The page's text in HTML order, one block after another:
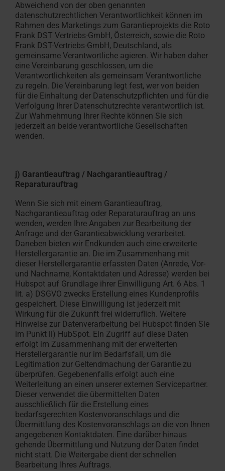
Abweichend von der oben genannten
datenschutzrechtlichen Verantwortlichkeit können im
Rahmen des Marketings zum Garantieprojekts die Roto
Frank DST Vertriebs-GmbH, Österreich, sowie die Roto
Frank DST-Vertriebs-GmbH, Deutschland, als
gemeinsame Verantwortliche agieren. Wir haben daher
eine Vereinbarung geschlossen, um die
Verantwortlichkeiten als gemeinsam Verantwortliche
zu regeln. Die Vereinbarung legt fest, wer von beiden
für die Einhaltung der Datenschutzpflichten und für die
Verfolgung Ihrer Datenschutzrechte verantwortlich ist.
Zur Wahrnehmung Ihrer Rechte können Sie sich
jederzeit an beide verantwortliche Gesellschaften
wenden.
j) Garantieauftrag / Nachgarantieauftrag /
Reparaturauftrag
Wenn Sie sich mit einem Garantieauftrag,
Nachgarantieauftrag oder Reparaturauftrag an uns
wenden, werden Ihre Angaben zur Bearbeitung der
Anfrage und der Garantieabwicklung verarbeitet.
Daneben bieten wir Endkunden auch eine erweiterte
Herstellergarantie an. Die im Zusammenhang mit
dieser Herstellergarantie erfassten Daten (Anrede, Vor-
und Nachname, Kontaktdaten und Adresse) werden bei
Hubspot auf Grundlage ihrer Einwilligung Art. 6 Abs. 1
lit. a) DSGVO zwecks Erstellung eines Kundenprofils
gespeichert. Diese Einwilligung ist jederzeit mit
Wirkung für die Zukunft frei widerruflich. Weitere
Hinweise zur Datenverarbeitung bei Hubspot finden Sie
im Punkt ll) HubSpot. Ein Zugriff auf diese Daten
erfolgt im Zusammenhang mit der erweiterten
Herstellergarantie nur im Bedarfsfall, um die
Legitimation zur Geltendmachung der Garantie zu
überprüfen. Gegebenenfalls erfolgt auch eine
Weiterleitung an einen unserer externen Servicepartner.
Dieser verwendet die übermittelten Daten
ausschließlich für die Erstellung eines
bedarfsgerechten Kostenvoranschlags und die
Übermittlung des Kostenvoranschlags an die von Ihnen
angegebenen Kontaktdaten. Eine darüber hinaus
gehende Übermittlung und Nutzung der Daten findet
nicht statt. Die Weitergabe dient der schnellen
Bearbeitung Ihres Auftrags.